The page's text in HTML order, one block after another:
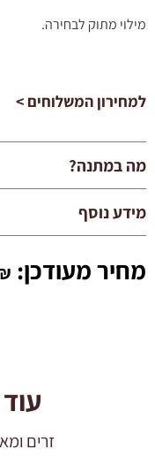
מילוי מתוק לבחירה.
למחירון המשלוחים >
מה במתנה?
מידע נוסף
מחיר מעודכן:
זרים